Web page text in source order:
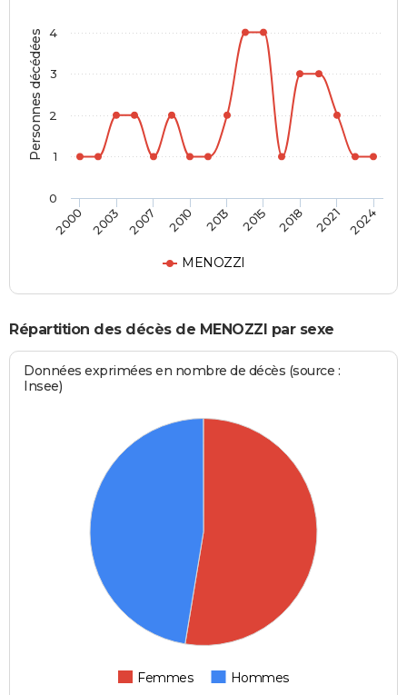
Personnes décédées
MENOZZI
2000 2003 2007 2010 2013 2015 2018 2021 2024
0
1
2
3
4
Répartition des décès de MENOZZI par sexe
Données exprimées en nombre de décès (source :
Insee)
Femmes Hommes